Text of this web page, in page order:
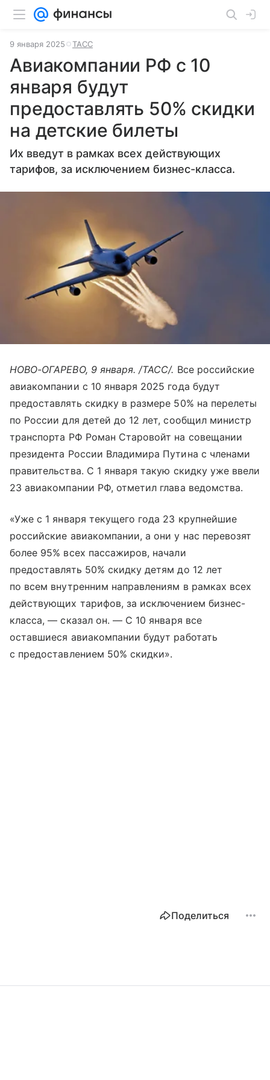
9 января 2025 ТАСС
Авиакомпании РФ с 10
января будут
предоставлять 50% скидки
на детские билеты
Их введут в рамках всех действующих
тарифов, за исключением бизнес-класса.
НОВО-ОГАРЕВО, 9 января. /ТАСС/. Все российские
авиакомпании с 10 января 2025 года будут
предоставлять скидку в размере 50% на перелеты
по России для детей до 12 лет, сообщил министр
транспорта РФ Роман Старовойт на совещании
президента России Владимира Путина с членами
правительства. С 1 января такую скидку уже ввели
23 авиакомпании РФ, отметил глава ведомства.
«Уже с 1 января текущего года 23 крупнейшие
российские авиакомпании, а они у нас перевозят
более 95% всех пассажиров, начали
предоставлять 50% скидку детям до 12 лет
по всем внутренним направлениям в рамках всех
действующих тарифов, за исключением бизнес-
класса, — сказал он. — С 10 января все
оставшиеся авиакомпании будут работать
с предоставлением 50% скидки».
Поделиться